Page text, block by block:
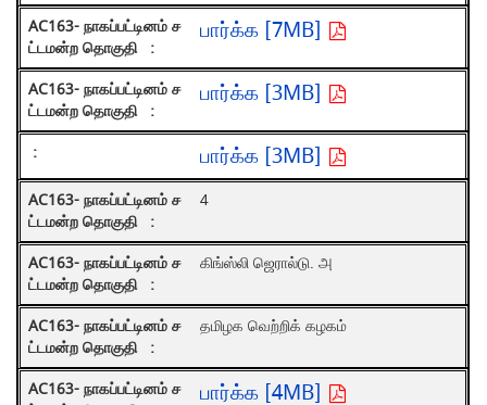
பார்க்க [7MB]
பார்க்க [3MB]
பார்க்க [3MB]
4
கிங்ஸ்லி ஜெரால்டு. அ
தமிழக வெற்றிக் கழகம்
பார்க்க [4MB]